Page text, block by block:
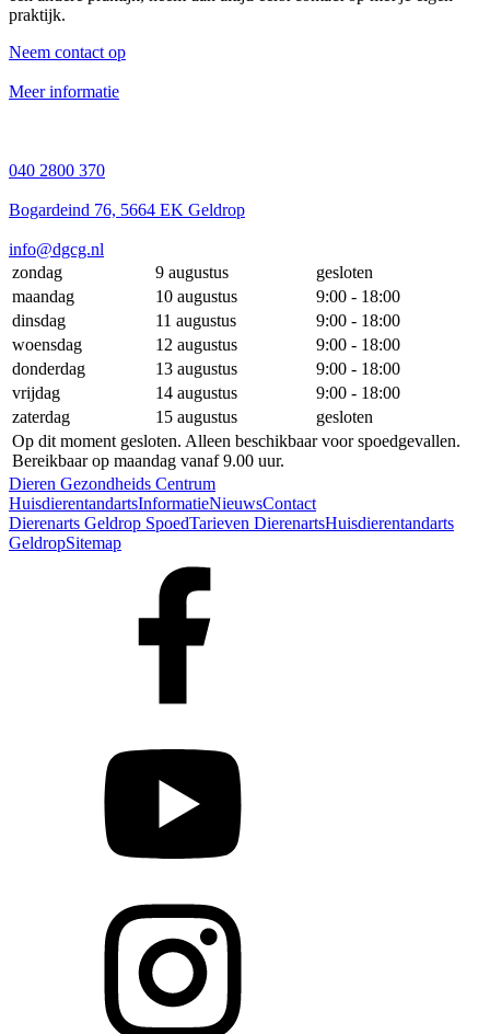
praktijk.
Neem contact op
Meer informatie
040 2800 370
Bogardeind 76, 5664 EK Geldrop
info@dgcg.nl
zondag
9 augustus
gesloten
maandag
10 augustus
9:00 - 18:00
dinsdag
11 augustus
9:00 - 18:00
woensdag
12 augustus
9:00 - 18:00
donderdag
13 augustus
9:00 - 18:00
vrijdag
14 augustus
9:00 - 18:00
zaterdag
15 augustus
gesloten
Op dit moment gesloten. Alleen beschikbaar voor spoedgevallen.
Bereikbaar op maandag vanaf 9.00 uur.
Dieren Gezondheids Centrum
HuisdierentandartsInformatieNieuwsContact
Dierenarts Geldrop SpoedTarieven DierenartsHuisdierentandarts
GeldropSitemap